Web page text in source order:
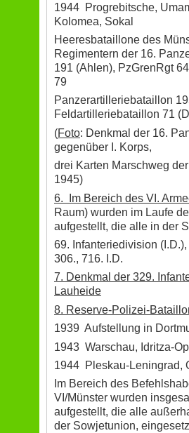
1944 Progrebitsche,
Kolomea, Sokal
Heeresbataillone des
Regimentern der 16.
191 (Ahlen), PzGrenRgt
79
Panzerartilleriebataillon
Feldartilleriebataillon 71
(Foto: Denkmal der 16.
gegenüber I. Korps,
drei Karten Marschweg
1945)
6. Im Bereich des VI.
Raum) wurden im Laufe
aufgestellt, die alle in der
69. Infanteriedivision
306., 716. I.D.
7. Denkmal der 329.
Lauheide
8. Reserve-Polizei-
1939 Aufstellung in
1943 Warschau, Idritza-
1944 Pleskau-Leningrad,
Im Bereich des
VI/Münster wurden
aufgestellt, die alle
der Sowjetunion,